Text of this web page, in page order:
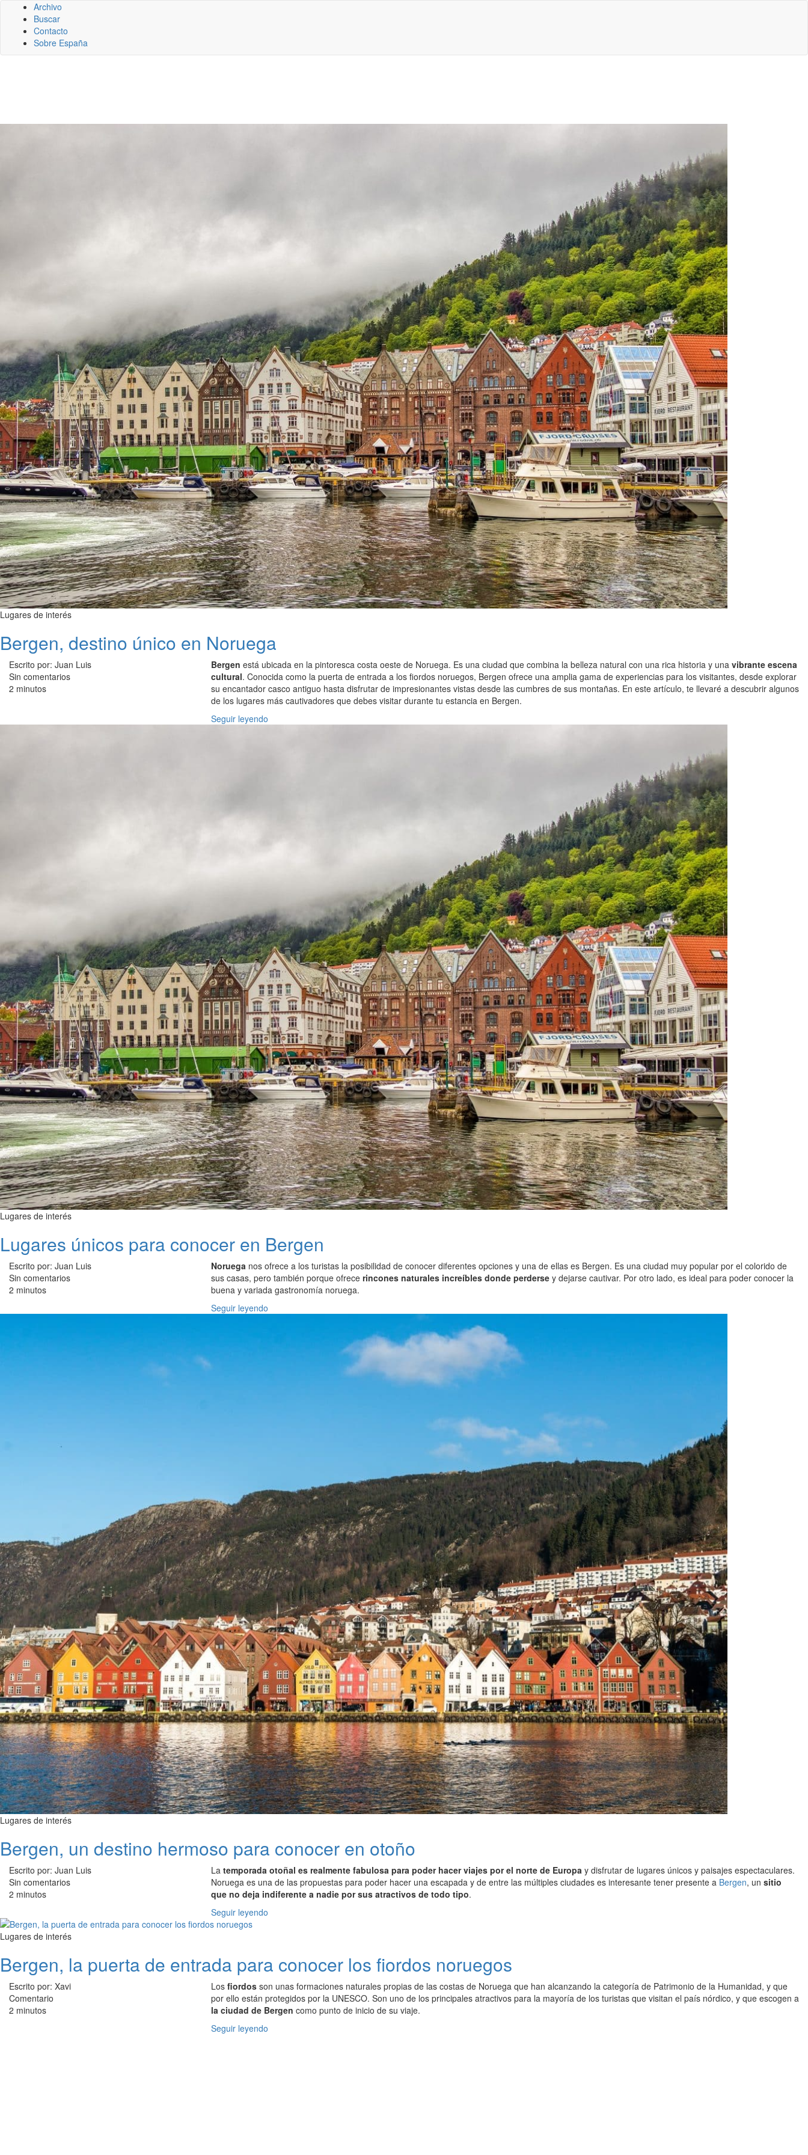
Archivo
Buscar
Contacto
Sobre España
Lugares de interés
Bergen, destino único en Noruega
Escrito por: Juan Luis
Sin comentarios
2 minutos
Bergen está ubicada en la pintoresca costa oeste de Noruega. Es una ciudad que combina la belleza natural con una rica historia y una vibrante escena
cultural. Conocida como la puerta de entrada a los fiordos noruegos, Bergen ofrece una amplia gama de experiencias para los visitantes, desde explorar
su encantador casco antiguo hasta disfrutar de impresionantes vistas desde las cumbres de sus montañas. En este artículo, te llevaré a descubrir algunos
de los lugares más cautivadores que debes visitar durante tu estancia en Bergen.
Seguir leyendo
Lugares de interés
Lugares únicos para conocer en Bergen
Escrito por: Juan Luis
Sin comentarios
2 minutos
Noruega nos ofrece a los turistas la posibilidad de conocer diferentes opciones y una de ellas es Bergen. Es una ciudad muy popular por el colorido de
sus casas, pero también porque ofrece rincones naturales increíbles donde perderse y dejarse cautivar. Por otro lado, es ideal para poder conocer la
buena y variada gastronomía noruega.
Seguir leyendo
Lugares de interés
Bergen, un destino hermoso para conocer en otoño
Escrito por: Juan Luis
Sin comentarios
2 minutos
La temporada otoñal es realmente fabulosa para poder hacer viajes por el norte de Europa y disfrutar de lugares únicos y paisajes espectaculares.
Noruega es una de las propuestas para poder hacer una escapada y de entre las múltiples ciudades es interesante tener presente a Bergen, un sitio
que no deja indiferente a nadie por sus atractivos de todo tipo.
Seguir leyendo
Lugares de interés
Bergen, la puerta de entrada para conocer los fiordos noruegos
Escrito por: Xavi
Comentario
2 minutos
Los fiordos son unas formaciones naturales propias de las costas de Noruega que han alcanzando la categoría de Patrimonio de la Humanidad, y que
por ello están protegidos por la UNESCO. Son uno de los principales atractivos para la mayoría de los turistas que visitan el país nórdico, y que escogen a
la ciudad de Bergen como punto de inicio de su viaje.
Seguir leyendo